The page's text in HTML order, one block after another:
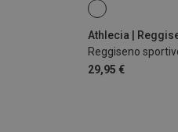
Athlecia |
Reggiseno
29,95 €
S